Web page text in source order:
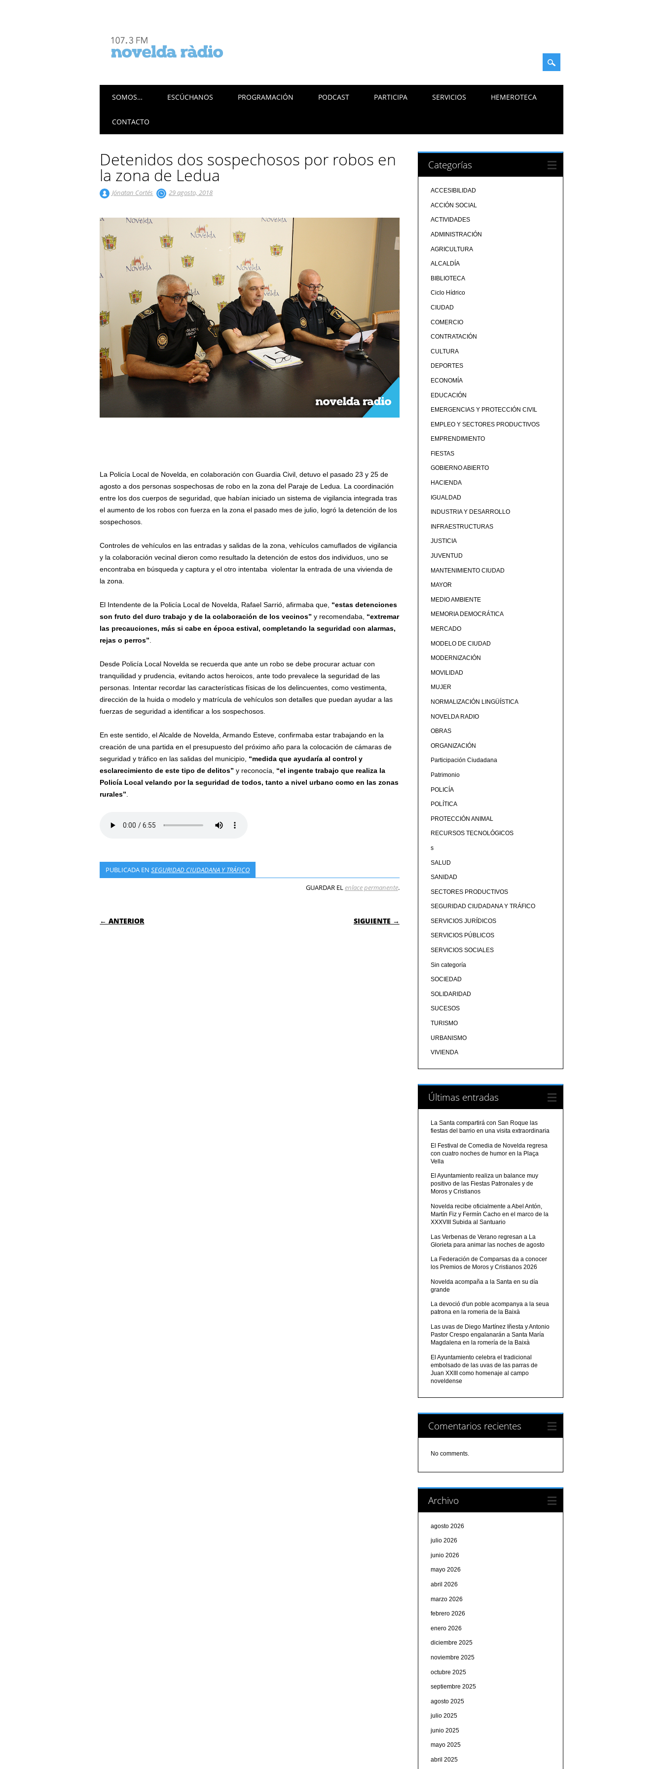
Menú principal
SOMOS… ESCÚCHANOS PROGRAMACIÓN PODCAST PARTICIPA SERVICIOS HEMEROTECA
CONTACTO
Detenidos dos sospechosos por robos en
la zona de Ledua
Jónatan Cortés 29 agosto, 2018
La Policía Local de Novelda, en colaboración con Guardia Civil, detuvo el pasado 23 y 25 de
agosto a dos personas sospechosas de robo en la zona del Paraje de Ledua. La coordinación
entre los dos cuerpos de seguridad, que habían iniciado un sistema de vigilancia integrada tras
el aumento de los robos con fuerza en la zona el pasado mes de julio, logró la detención de los
sospechosos.
Controles de vehículos en las entradas y salidas de la zona, vehículos camuflados de vigilancia
y la colaboración vecinal dieron como resultado la detención de estos dos individuos, uno se
encontraba en búsqueda y captura y el otro intentaba violentar la entrada de una vivienda de
la zona.
El Intendente de la Policía Local de Novelda, Rafael Sarrió, afirmaba que, “estas detenciones
son fruto del duro trabajo y de la colaboración de los vecinos” y recomendaba,
“extremar
las precauciones, más si cabe en época estival, completando la seguridad con alarmas,
rejas o perros”
Desde Policía Local Novelda se recuerda que ante un robo se debe procurar actuar con
tranquilidad y prudencia, evitando actos heroicos, ante todo prevalece la seguridad de las
personas. Intentar recordar las características físicas de los delincuentes, como vestimenta,
dirección de la huida o modelo y matrícula de vehículos son detalles que puedan ayudar a las
fuerzas de seguridad a identificar a los sospechosos.
En este sentido, el Alcalde de Novelda, Armando Esteve, confirmaba estar trabajando en la
creación de una partida en el presupuesto del próximo año para la colocación de cámaras de
seguridad y tráfico en las salidas del municipio, “medida que ayudaría al control y
esclarecimiento de este tipo de delitos” y reconocía,
“el ingente trabajo que realiza la
Policía Local velando por la seguridad de todos, tanto a nivel urbano como en las zonas
rurales”
PUBLICADA ENSEGURIDAD CIUDADANA Y TRÁFICO
GUARDAR EL enlace permanente.
NAVEGACIÓN DE ENTRADAS
← ANTERIOR SIGUIENTE →
Categorías
ACCESIBILIDAD
ACCIÓN SOCIAL
ACTIVIDADES
ADMINISTRACIÓN
AGRICULTURA
ALCALDÍA
BIBLIOTECA
Ciclo Hídrico
CIUDAD
COMERCIO
CONTRATACIÓN
CULTURA
DEPORTES
ECONOMÍA
EDUCACIÓN
EMERGENCIAS Y PROTECCIÓN CIVIL
EMPLEO Y SECTORES PRODUCTIVOS
EMPRENDIMIENTO
FIESTAS
GOBIERNO ABIERTO
HACIENDA
IGUALDAD
INDUSTRIA Y DESARROLLO
INFRAESTRUCTURAS
JUSTICIA
JUVENTUD
MANTENIMIENTO CIUDAD
MAYOR
MEDIO AMBIENTE
MEMORIA DEMOCRÁTICA
MERCADO
MODELO DE CIUDAD
MODERNIZACIÓN
MOVILIDAD
MUJER
NORMALIZACIÓN LINGÜÍSTICA
NOVELDA RADIO
OBRAS
ORGANIZACIÓN
Participación Ciudadana
Patrimonio
POLICÍA
POLÍTICA
PROTECCIÓN ANIMAL
RECURSOS TECNOLÓGICOS
s
SALUD
SANIDAD
SECTORES PRODUCTIVOS
SEGURIDAD CIUDADANA Y TRÁFICO
SERVICIOS JURÍDICOS
SERVICIOS PÚBLICOS
SERVICIOS SOCIALES
Sin categoría
SOCIEDAD
SOLIDARIDAD
SUCESOS
TURISMO
URBANISMO
VIVIENDA
Últimas entradas
La Santa compartirá con San Roque las
fiestas del barrio en una visita extraordinaria
El Festival de Comedia de Novelda regresa
con cuatro noches de humor en la Plaça
Vella
El Ayuntamiento realiza un balance muy
positivo de las Fiestas Patronales y de
Moros y Cristianos
Novelda recibe oficialmente a Abel Antón,
Martín Fiz y Fermín Cacho en el marco de la
XXXVIII Subida al Santuario
Las Verbenas de Verano regresan a La
Glorieta para animar las noches de agosto
La Federación de Comparsas da a conocer
los Premios de Moros y Cristianos 2026
Novelda acompaña a la Santa en su día
grande
La devoció d'un poble acompanya a la seua
patrona en la romeria de la Baixà
Las uvas de Diego Martínez Iñesta y Antonio
Pastor Crespo engalanarán a Santa María
Magdalena en la romería de la Baixà
El Ayuntamiento celebra el tradicional
embolsado de las uvas de las parras de
Juan XXIII como homenaje al campo
noveldense
Comentarios recientes
No comments.
Archivo
agosto 2026
julio 2026
junio 2026
mayo 2026
abril 2026
marzo 2026
febrero 2026
enero 2026
diciembre 2025
noviembre 2025
octubre 2025
septiembre 2025
agosto 2025
julio 2025
junio 2025
mayo 2025
abril 2025